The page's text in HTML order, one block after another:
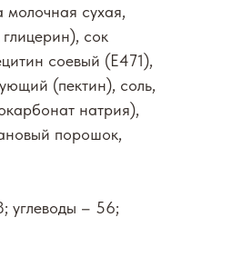
молочная сухая,
сок
соевый (Е471),
(пектин), соль,
натрия),
порошок,
углеводы – 56;